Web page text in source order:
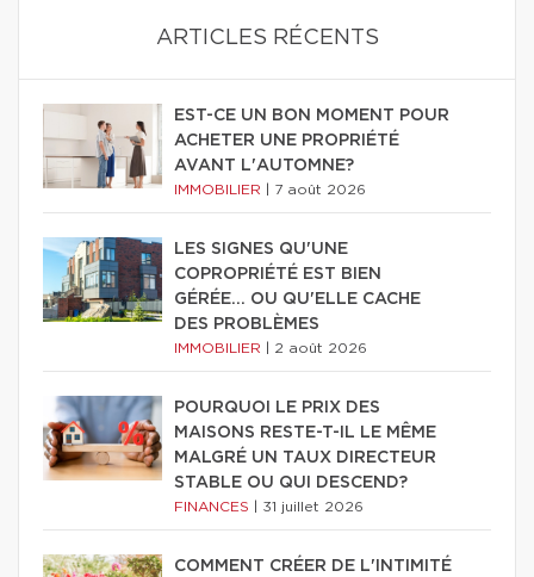
ARTICLES RÉCENTS
EST-CE UN BON MOMENT POUR
ACHETER UNE PROPRIÉTÉ
AVANT L'AUTOMNE?
IMMOBILIER 7 août 2026
LES SIGNES QU'UNE
COPROPRIÉTÉ EST BIEN
GÉRÉE… OU QU'ELLE CACHE
DES PROBLÈMES
IMMOBILIER 2 août 2026
POURQUOI LE PRIX DES
MAISONS RESTE-T-IL LE MÊME
MALGRÉ UN TAUX DIRECTEUR
STABLE OU QUI DESCEND?
FINANCES 31 juillet 2026
COMMENT CRÉER DE L'INTIMITÉ